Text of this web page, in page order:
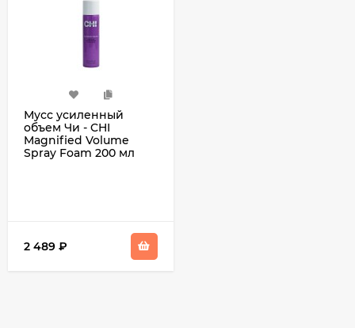
Мусс усиленный
объем Чи - CHI
Magnified Volume
Spray Foam 200 мл
2 489 ₽